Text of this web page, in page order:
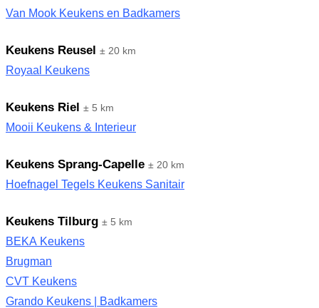
Van Mook Keukens en Badkamers
Keukens Reusel ± 20 km
Royaal Keukens
Keukens Riel ± 5 km
Mooii Keukens & Interieur
Keukens Sprang-Capelle ± 20 km
Hoefnagel Tegels Keukens Sanitair
Keukens Tilburg ± 5 km
BEKA Keukens
Brugman
CVT Keukens
Grando Keukens | Badkamers